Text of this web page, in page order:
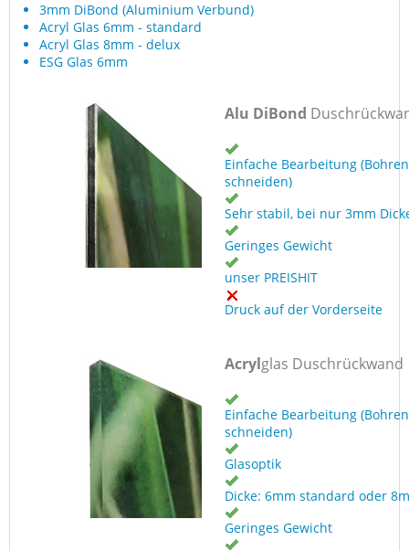
3mm DiBond (Aluminium Verbund)
Acryl Glas 6mm - standard
Acryl Glas 8mm - delux
ESG Glas 6mm
Alu DiBond
Einfache Bearbeitung
schneiden)
Sehr stabil, bei nur 3mm
Geringes Gewicht
unser PREISHIT
Druck auf der Vorderseite
Acrylglas Duschrückwand
Einfache Bearbeitung
schneiden)
Glasoptik
Dicke: 6mm standard oder
Geringes Gewicht